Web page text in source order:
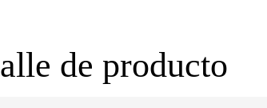
de producto